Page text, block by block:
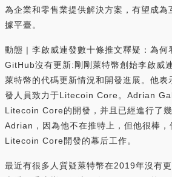
為企業和零售業提供解決方案，有望成為
據平臺。
動態 | 李啟威連發數十條推文釋疑：為
GitHub沒有更新:剛剛萊特幣創始李啟威
萊特幣的代碼更新情況和開發進展。他表
發人員致力于Litecoin Core。Adrian
Litecoin Core的開發，并且已經進行了
Adrian，因為他不在推特上，但他很棒，
Litecoin Core開發的幕后工作。
最近有很多人質疑萊特幣在2019年沒有